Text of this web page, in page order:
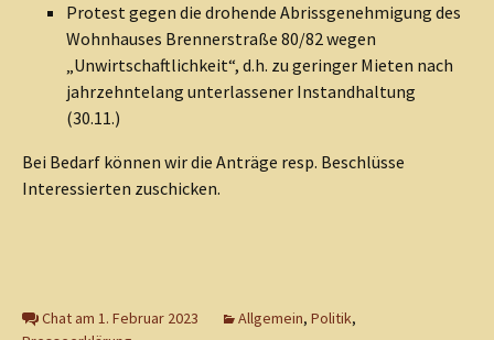
Protest gegen die drohende Abrissgenehmigung des
Wohnhauses Brennerstraße 80/82 wegen
„Unwirtschaftlichkeit“, d.h. zu geringer Mieten nach
jahrzehntelang unterlassener Instandhaltung
(30.11.)
Bei Bedarf können wir die Anträge resp. Beschlüsse
Interessierten zuschicken.
Chat am 1. Februar 2023 Allgemein, Politik,